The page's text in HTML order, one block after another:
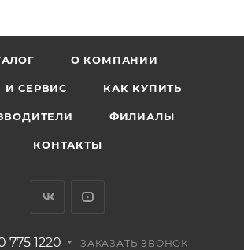
О КОМПАНИИ
И СЕРВИС КАК КУПИТЬ
ФИЛИАЛЫ
КОНТАКТЫ
775 1220 ЗАКАЗАТЬ ЗВОНОК